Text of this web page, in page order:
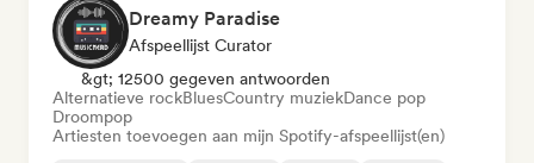
Dreamy Paradise
Afspeellijst Curator
&gt; 12500 gegeven antwoorden
Alternatieve rockBluesCountry muziekDance pop
Droompop
Artiesten toevoegen aan mijn Spotify-afspeellijst(en)